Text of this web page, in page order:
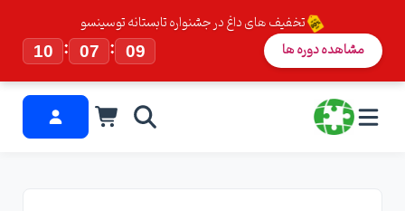
تخفیف های داغ در جشنواره تابستانه توسینسو
10
: 07 : 09 مشاهده دوره ها